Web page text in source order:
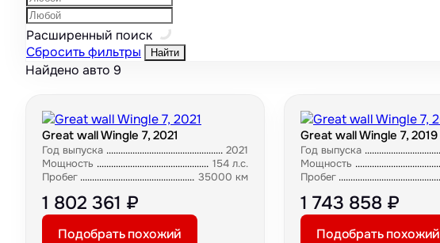
Расширенный поиск
Сбросить фильтры
Найти
Найдено авто 9
Great wall Wingle 7, 2021
Год выпуска
2021
Мощность
154 л.с.
Пробег
35000 км
1 802 361 ₽
Подобрать похожий
Great wall Wingle 7, 2019
Год выпуска
Мощность
Пробег
1 743 858 ₽
Подобрать похожий